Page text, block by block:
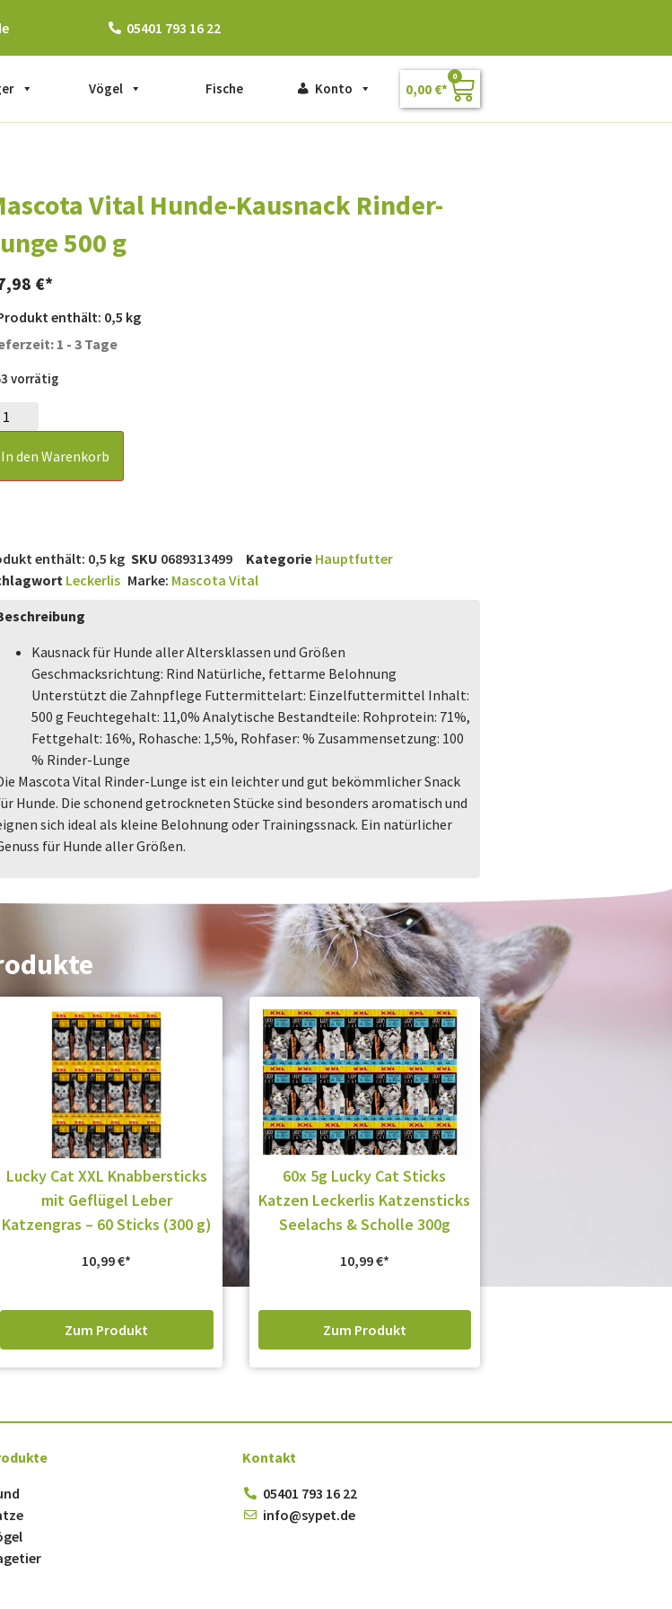
05401 793 16 22
Vögel Fische Konto 0,00 €
0
Vital Hunde-Kausnack Rinder-
500 g
€
enthält: 0,5 kg
1 - 3 Tage
vorrätig
In den Warenkorb
enthält: 0,5 kg SKU 0689313499 Kategorie Hauptfutter
Leckerlis Marke: Mascota Vital
Kausnack für Hunde aller Altersklassen und Größen
Geschmacksrichtung: Rind Natürliche, fettarme Belohnung
Unterstützt die Zahnpflege Futtermittelart: Einzelfuttermittel Inhalt:
500 g Feuchtegehalt: 11,0% Analytische Bestandteile: Rohprotein: 71%,
Fettgehalt: 16%, Rohasche: 1,5%, Rohfaser: % Zusammensetzung: 100
% Rinder-Lunge
Mascota Vital Rinder-Lunge ist ein leichter und gut bekömmlicher Snack
Hunde. Die schonend getrockneten Stücke sind besonders aromatisch und
sich ideal als kleine Belohnung oder Trainingssnack. Ein natürlicher
für Hunde aller Größen.
Lucky Cat XXL Knabbersticks
mit Geflügel Leber
Katzengras – 60 Sticks (300 g)
10,99€
Zum Produkt
60x 5g Lucky Cat Sticks
Katzen Leckerlis Katzensticks
Seelachs & Scholle 300g
10,99€
Zum Produkt
Kontakt
05401 793 16 22
info@sypet.de